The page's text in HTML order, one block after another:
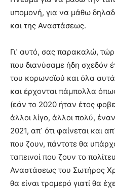
υπομονή, για να μάθω
και της Αναστάσεως.
Γι᾿ αυτό, σας παρακαλώ,
που διανύσαμε ήδη σχεδόν
του κορωνοϊού και όλα
και έρχονται πάμπολλα
(εάν το 2020 ήταν έτος
άλλοι λίγο, άλλοι πολύ,
2021, απ᾿ ότι φαίνεται και
που ζουν, πάντοτε θα
ταπεινοί που ζουν το
Αναστάσεως του Σωτήρος
θα είναι τρομερό γιατί θα